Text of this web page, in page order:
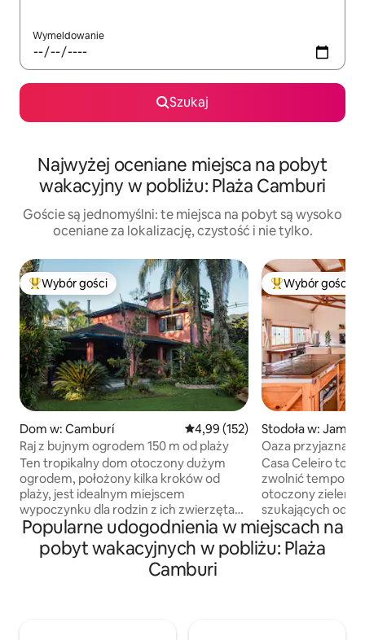
Wymeldowanie
Szukaj
Najwyżej oceniane miejsca na pobyt
wakacyjny w pobliżu: Plaża Camburi
Goście są jednomyślni: te miejsca na pobyt są wysoko
oceniane za lokalizację, czystość i nie tylko.
Najpopularniejsze z kategorii Wybór gości
Wybór gości
Dom w: Camburí Średnia ocena: 4,99 na 5, liczba
4,99 (152)
Raj z bujnym ogrodem 150 m od plaży
Ten tropikalny dom otoczony dużym
ogrodem, położony kilka kroków od
plaży, jest idealnym miejscem
wypoczynku dla rodzin z ich zwierzętami
(maksymalnie 2). Dom ma 4 sypialnie i
może pomieścić do 10 osób. Na parterze
znajduje się apartament, idealny dla
osób starszych lub osób o ograniczonej
Wybór gości
Stodoła w:
Oaza przyjazna
i naturą
Casa Celeiro to
zwolnić tempo.
otoczony
szukających
to na specjalny
miniaturową
tygodnia. Zrelaksuj się w podgrzewanym
Popularne udogodnienia w miejscach na
pobyt wakacyjnych w pobliżu: Plaża
Camburi